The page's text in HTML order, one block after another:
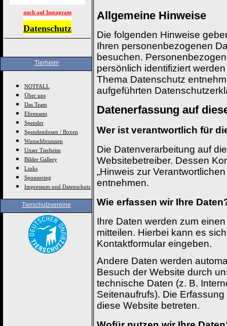
auch auf Instagram
Datenschutz
Tierheim
NOTFALL
Über uns
Das Team
Ehrenamt
Spender
Spendendosen / Boxen
Wunschbrunnen
Unser Tierheim
Bilder Gallery
Links
Sponsoring
Impressum und Datenschutz
Tierschutzvereine
Allgemeine Hinweise
Die folgenden Hinweise
Ihren personenbezogenen
besuchen.
persönlich identifiziert
Thema Datenschutz
aufgeführten
Datenerfassung auf
Wer ist verantwortlich für
Die Datenverarbeitung auf
Websitebetreiber. Dessen
„Hinweis zur
entnehmen.
Wie erfassen wir Ihre
Ihre Daten werden zum
mitteilen. Hierbei kann es
Kontaktformular eingeben.
Andere Daten werden
Besuch der Website durch
technische Daten (z. B.
Seitenaufrufs). Die
diese Website betreten.